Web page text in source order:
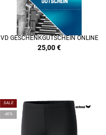
VD GESCHENKGUTSCHEIN ONLINE
25,00€
SALE
-40%